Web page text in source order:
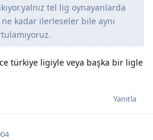
tel lig oynayanlarda
kadar ilerleseler bile aynı
türkiye ligiyle veya başka bir ligle
Yanıtla